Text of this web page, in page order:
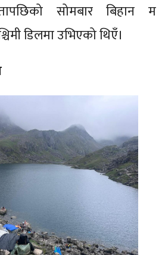
सोमबार बिहान म
डिलमा उभिएको थिएँ।